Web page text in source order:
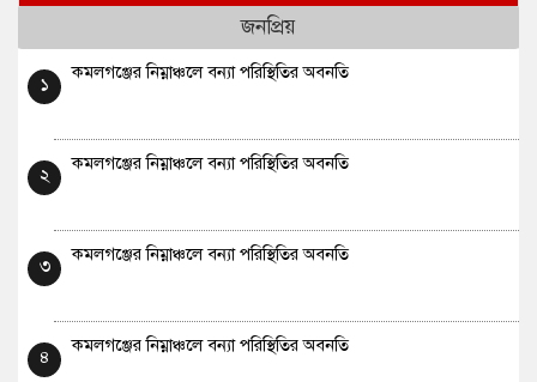
জনপ্রিয়
১
কমলগঞ্জের নিম্নাঞ্চলে বন্যা পরিস্থিতির অবনতি
২
কমলগঞ্জের নিম্নাঞ্চলে বন্যা পরিস্থিতির অবনতি
৩
কমলগঞ্জের নিম্নাঞ্চলে বন্যা পরিস্থিতির অবনতি
৪
কমলগঞ্জের নিম্নাঞ্চলে বন্যা পরিস্থিতির অবনতি